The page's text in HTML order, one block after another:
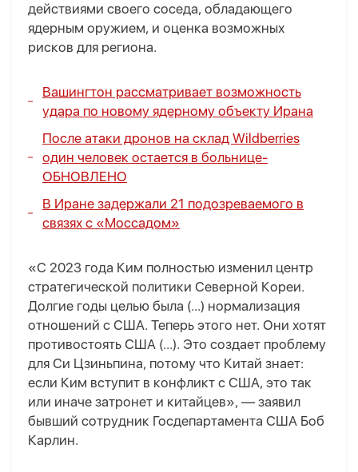
действиями своего соседа, обладающего
ядерным оружием, и оценка возможных
рисков для региона.
Вашингтон рассматривает возможность
удара по новому ядерному объекту Ирана
После атаки дронов на склад Wildberries
один человек остается в больнице-
ОБНОВЛЕНО
В Иране задержали 21 подозреваемого в
связях с «Моссадом»
«С 2023 года Ким полностью изменил центр
стратегической политики Северной Кореи.
Долгие годы целью была (...) нормализация
отношений с США. Теперь этого нет. Они хотят
противостоять США (...). Это создает проблему
для Си Цзиньпина, потому что Китай знает:
если Ким вступит в конфликт с США, это так
или иначе затронет и китайцев», — заявил
бывший сотрудник Госдепартамента США Боб
Карлин.